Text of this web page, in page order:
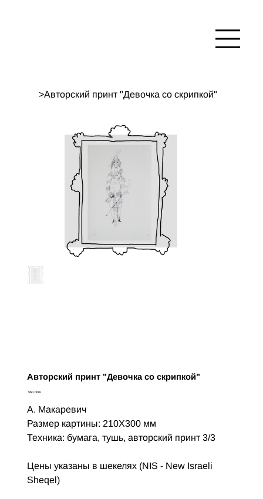
>Авторский принт "Девочка со скрипкой"
Авторский принт "Девочка со скрипкой"
Цена
‏560.00 ‏₪
А. Макаревич
Размер картины: 210X300 мм
Техника: бумага, тушь, авторский принт 3/3
Цены указаны в шекелях (NIS - New Israeli
Sheqel)